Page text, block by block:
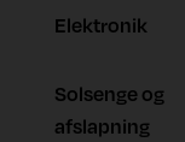
Elektronik
Solsenge og
afslapning